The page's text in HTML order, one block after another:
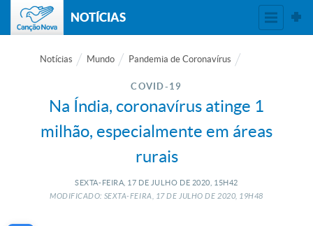
NOTÍCIAS
Notícias Mundo Pandemia de Coronavírus
COVID-19
Na Índia, coronavírus atinge 1
milhão, especialmente em áreas
rurais
SEXTA-FEIRA, 17 DE JULHO DE 2020, 15H42
MODIFICADO: SEXTA-FEIRA, 17DEJULHO DE 2020, 19H48